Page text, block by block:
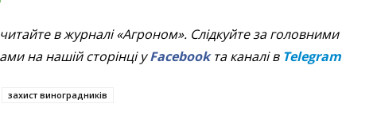
в журналі «Агроном». Слідкуйте за головними
на нашій сторінці уFacebookта каналі в Telegram
захист виноградників